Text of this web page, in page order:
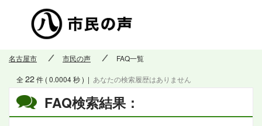
名古屋市 市民の声 FAQ一覧
FAQ検索結果：
全22件 ( 0.0004 秒 ) | あなたの検索履歴はありません